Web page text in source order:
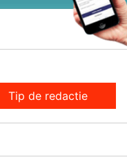
Tip de redactie